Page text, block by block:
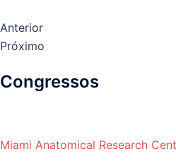
Anterior
Próximo
Congressos
Miami Anatomical Research